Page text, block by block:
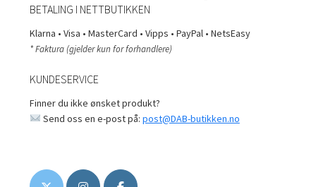
BETALING I NETTBUTIKKEN
Klarna • Visa • MasterCard • Vipps • PayPal • NetsEasy
* Faktura (gjelder kun for forhandlere)
KUNDESERVICE
Finner du ikke ønsket produkt?
Send oss en e-post på: post@DAB-butikken.no